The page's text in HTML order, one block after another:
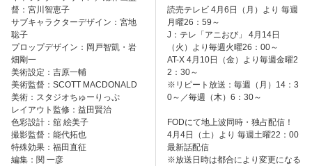
督：宮川智恵子
サブキャラクターデザイン：宮地
聡子
プロップデザイン：岡戸智凱・岩
畑剛一
美術設定：吉原一輔
美術監督：SCOTT MACDONALD
美術：スタジオちゅーりっぷ
レイアウト監修：益田賢治
色彩設計：舘 絵美子
撮影監督：能代拓也
特殊効果：福田直征
編集：関 一彦
読売テレビ 4月6日（月）より 毎週
月曜26：59～
J：テレ「アニおび」 4月14日
（火）より毎週火曜26：00～
AT-X 4月10日（金）より毎週金曜2
2：30～
※リピート放送：毎週（月）14：3
0～／毎週（木）6：30～
FODにて地上波同時・独占配信！
4月4日（土）より 毎週土曜22：00
最新話配信
※放送日時は都合により変更になる